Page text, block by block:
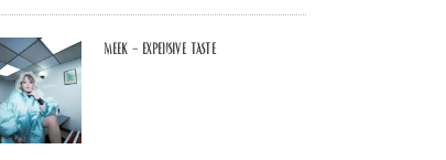
MEEK – Expensive Taste